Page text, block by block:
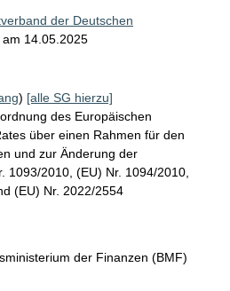
der Deutschen
am 14.05.2025
) [alle SG hierzu]
des Europäischen
über einen Rahmen für den
und zur Änderung der
1093/2010, (EU) Nr. 1094/2010,
(EU) Nr. 2022/2554
der Finanzen (BMF)